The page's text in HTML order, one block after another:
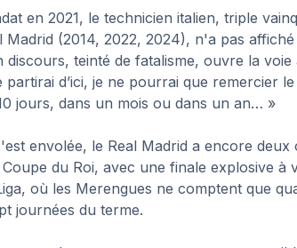
en 2021, le technicien italien, triple
Madrid (2014, 2022, 2024), n'a pas
discours, teinté de fatalisme, ouvre la voie
d’ici, je ne pourrai que remercier
jours, dans un mois ou dans un an… »
envolée, le Real Madrid a encore deux
du Roi, avec une finale explosive à
où les Merengues ne comptent que
journées du terme.